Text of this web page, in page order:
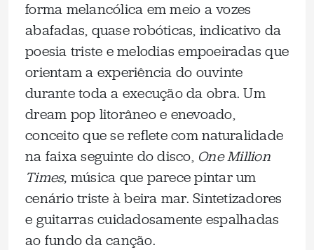
forma melancólica em meio a vozes
abafadas, quase robóticas, indicativo da
poesia triste e melodias empoeiradas que
orientam a experiência do ouvinte
durante toda a execução da obra. Um
dream pop litorâneo e enevoado,
conceito que se reflete com naturalidade
na faixa seguinte do disco,One Million
Times, música que parece pintar um
cenário triste à beira mar. Sintetizadores
e guitarras cuidadosamente espalhadas
ao fundo da canção.